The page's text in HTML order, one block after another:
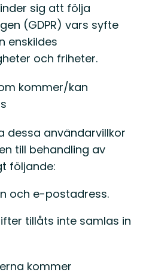
sig att följa
(GDPR) vars syfte
enskildes
och friheter.
kommer/kan
dessa användarvillkor
till behandling av
följande:
och e-postadress.
tillåts inte samlas in
kommer